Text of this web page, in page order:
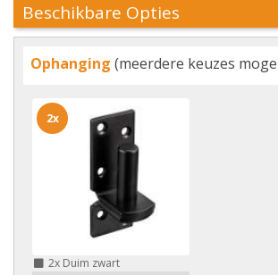
Beschikbare Opties
Ophanging (meerdere keuzes
2x Duim zwart
2x